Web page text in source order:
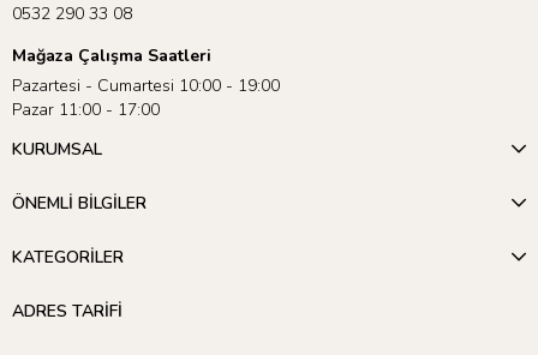
0532 290 33 08
Mağaza Çalışma Saatleri
Pazartesi - Cumartesi 10:00 - 19:00
Pazar 11:00 - 17:00
KURUMSAL
ÖNEMLİ BİLGİLER
KATEGORİLER
ADRES TARİFİ